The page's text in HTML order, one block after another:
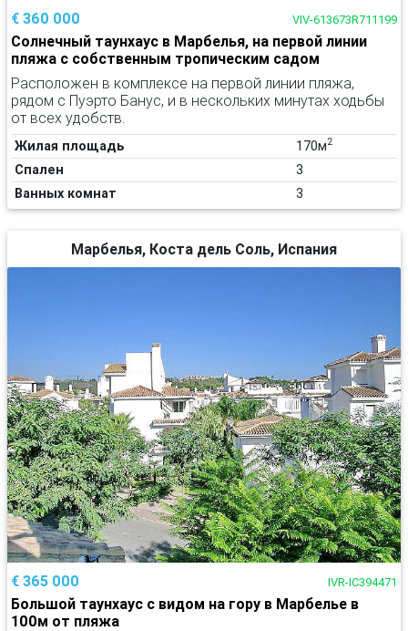
€ 360 000 VIV-613673R711199
Солнечный таунхаус в Марбелья, на первой линии
пляжа с собственным тропическим садом
Расположен в комплексе на первой линии пляжа,
рядом с Пуэрто Банус, и в нескольких минутах ходьбы
от всех удобств.
Жилая площадь 170м2
Спален
3
Ванных комнат
3
Марбелья, Коста дель Соль, Испания
€ 365 000 IVR-IC394471
Большой таунхаус с видом на гору в Марбелье в
100м от пляжа